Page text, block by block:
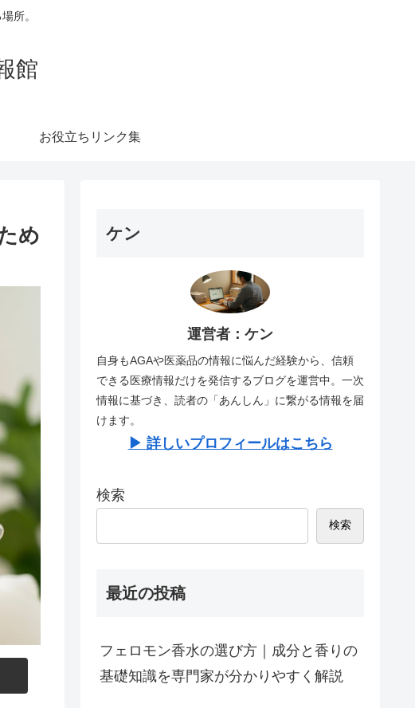
所。
館
お役立ちリンク集
め
ケン
運営者：ケン
自身もAGAや医薬品の情報に悩んだ経験から、信頼
できる医療情報だけを発信するブログを運営中。一次
情報に基づき、読者の「あんしん」に繋がる情報を届
けます。
▶︎ 詳しいプロフィールはこちら
検索
検索
最近の投稿
フェロモン香水の選び方｜成分と香りの
基礎知識を専門家が分かりやすく解説